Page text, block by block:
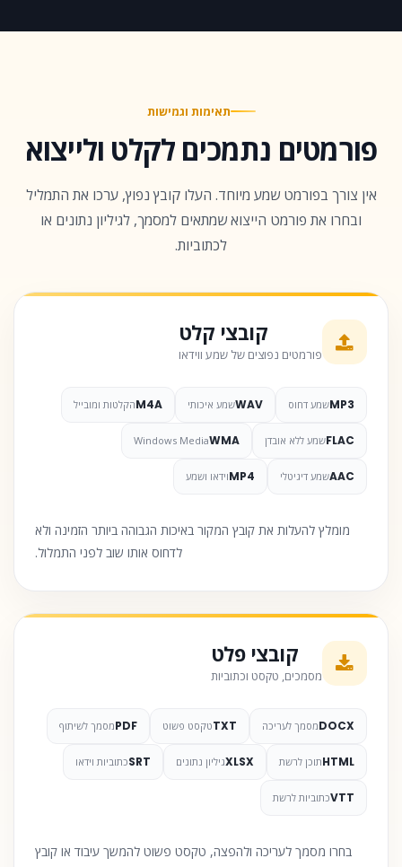
תאימות וגמישות
פורמטים נתמכים לקלט ולייצוא
אין צורך בפורמט שמע מיוחד. העלו קובץ נפוץ, ערכו את התמליל
ובחרו את פורמט הייצוא שמתאים למסמך, לגיליון נתונים או
לכתוביות.
קובצי קלט
פורמטים נפוצים של שמע ווידאו
MP3שמע דחוס WAVשמע איכותי M4Aהקלטות ומובייל
FLACשמע ללא אובדן WMA
Windows Media
AACשמע דיגיטלי MP4וידאו ושמע
מומלץ להעלות את קובץ המקור באיכות הגבוהה ביותר הזמינה ולא
לדחוס אותו שוב לפני התמלול.
קובצי פלט
מסמכים, טקסט וכתוביות
DOCXמסמך לעריכה TXTטקסט פשוט PDFמסמך לשיתוף
HTMLתוכן לרשת XLSXגיליון נתונים SRTכתוביות וידאו
VTTכתוביות לרשת
בחרו מסמך לעריכה ולהפצה, טקסט פשוט להמשך עיבוד או קובץ